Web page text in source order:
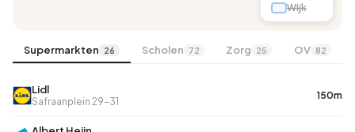
Wijk
Supermarkten 26 Scholen 72 Zorg 25 OV 82
Lidl
Safraanplein 29-31
150m